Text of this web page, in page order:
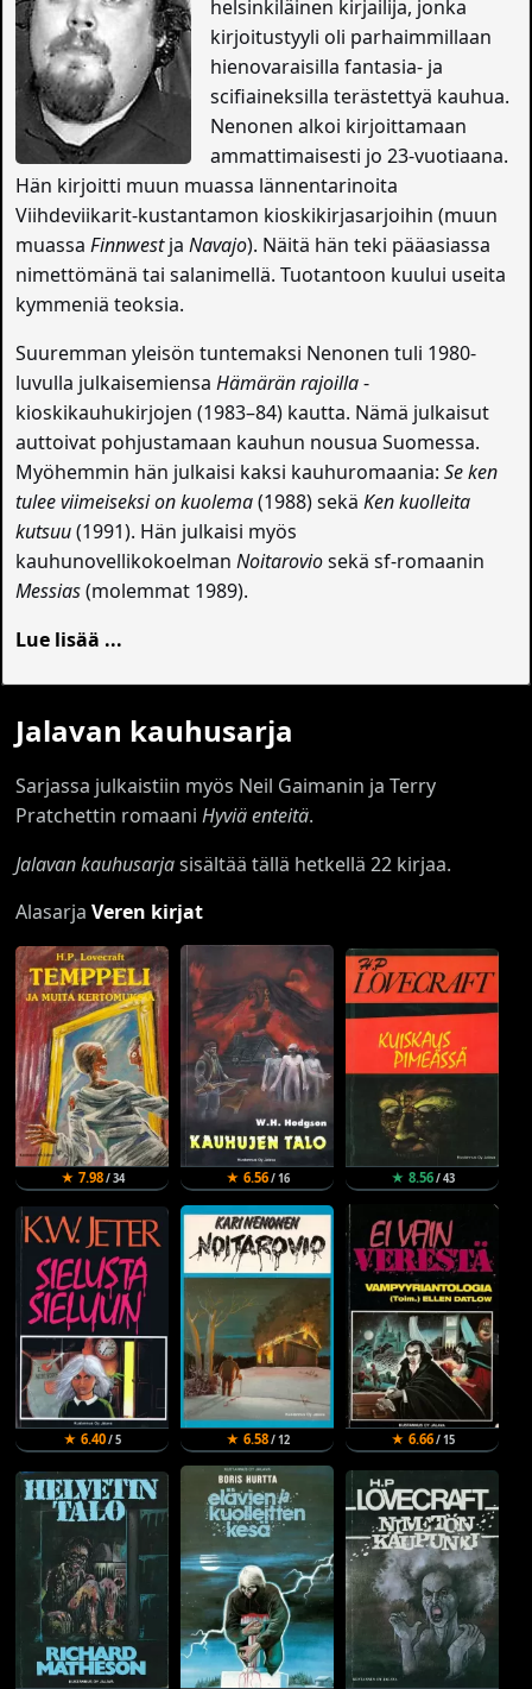
helsinkiläinen kirjailija, jonka
kirjoitustyyli oli parhaimmillaan
hienovaraisilla fantasia- ja
scifiaineksilla terästettyä kauhua.
Nenonen alkoi kirjoittamaan
ammattimaisesti jo 23-vuotiaana.
Hän kirjoitti muun muassa lännentarinoita
Viihdeviikarit-kustantamon kioskikirjasarjoihin (muun
muassaFinnwestjaNavajo). Näitä hän teki pääasiassa
nimettömänä tai salanimellä. Tuotantoon kuului useita
kymmeniä teoksia.
Suuremman yleisön tuntemaksi Nenonen tuli 1980-
luvulla julkaisemiensaHämärän rajoilla-
kioskikauhukirjojen (1983–84) kautta. Nämä julkaisut
auttoivat pohjustamaan kauhun nousua Suomessa.
Myöhemmin hän julkaisi kaksi kauhuromaania:Se ken
tulee viimeiseksi on kuolema(1988) sekäKen kuolleita
kutsuu(1991). Hän julkaisi myös
kauhunovellikokoelmanNoitaroviosekä sf-romaanin
Messias(molemmat 1989).
Lue lisää ...
Jalavan kauhusarja
Sarjassa julkaistiin myös Neil Gaimanin ja Terry
Pratchettin romaaniHyviä enteitä.
Jalavan kauhusarjasisältää tällä hetkellä 22 kirjaa.
AlasarjaVeren kirjat
★ 7.98/ 34 ★ 6.56/ 16 ★ 8.56/ 43
★ 6.40/ 5 ★ 6.58/ 12 ★ 6.66/ 15